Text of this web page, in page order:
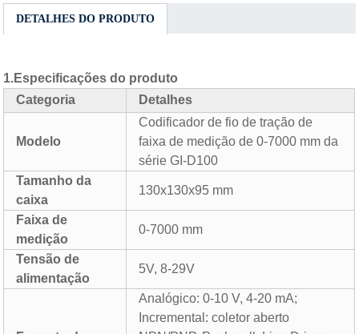
DETALHES DO PRODUTO
1.Especificações do produto
Categoria
Detalhes
Modelo
Codificador de fio de tração de
faixa de medição de 0-7000 mm da
série GI-D100
Tamanho da
caixa
130x130x95 mm
Faixa de
medição
0-7000 mm
Tensão de
alimentação
5V, 8-29V
Analógico: 0-10 V, 4-20 mA;
Incremental: coletor aberto